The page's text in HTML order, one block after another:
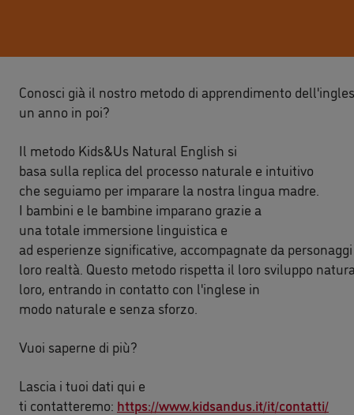
Conosci già il nostro metodo di apprendimento
un anno in poi?
Il metodo Kids&Us Natural English si
basa sulla replica del processo naturale e intuitivo
che seguiamo per imparare la nostra lingua madre.
I bambini e le bambine imparano grazie a
una totale immersione linguistica e
ad esperienze significative, accompagnate da
loro realtà. Questo metodo rispetta il loro sviluppo
loro, entrando in contatto con l'inglese in
modo naturale e senza sforzo.
Vuoi saperne di più?
Lascia i tuoi dati qui e
ti contatteremo: https://www.kidsandus.it/it/contatti/